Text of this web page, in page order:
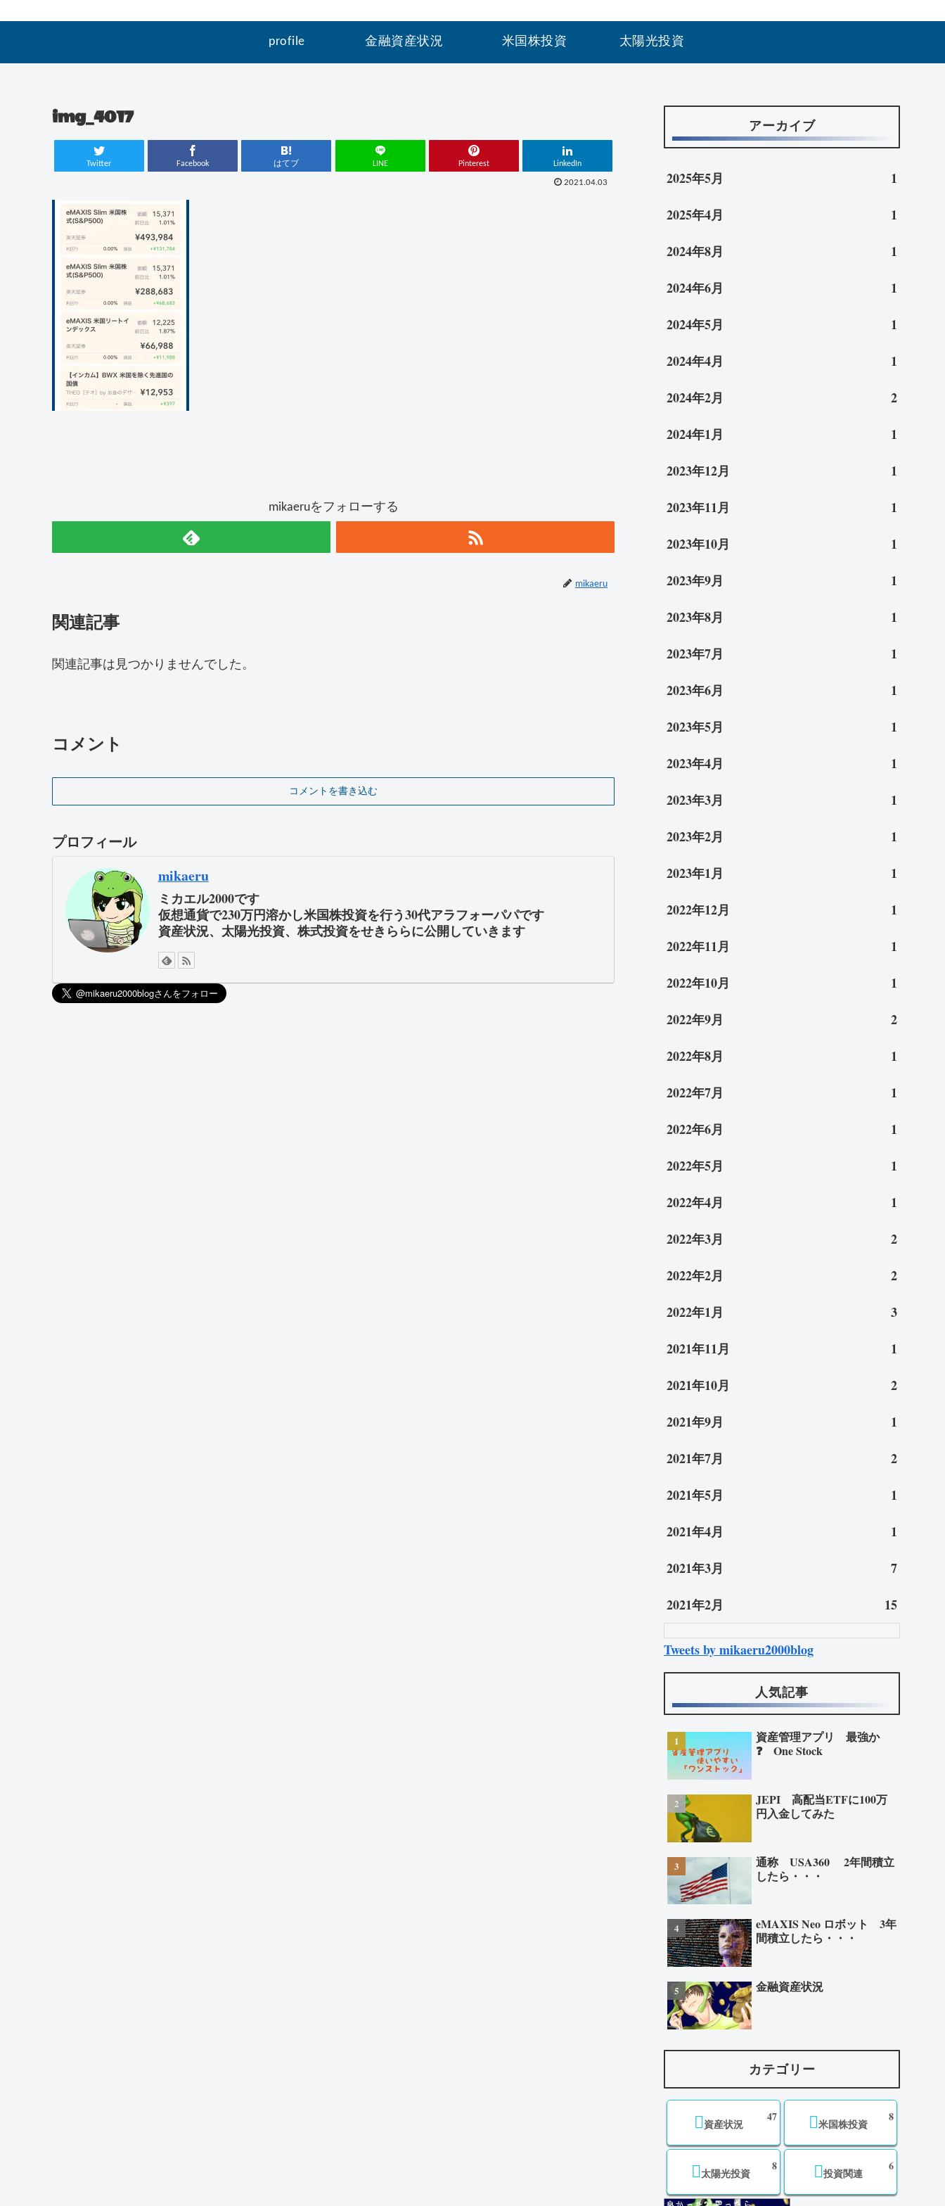
profile 金融資産状況 米国株投資 太陽光投資
img_4017
Twitter Facebook はてブ LINE Pinterest LinkedIn
2021.04.03
mikaeruをフォローする
mikaeru
関連記事
関連記事は見つかりませんでした。
コメント
コメントを書き込む
プロフィール
mikaeru
ミカエル2000です
仮想通貨で230万円溶かし米国株投資を行う30代アラフォーパパです
資産状況、太陽光投資、株式投資をせきららに公開していきます
アーカイブ
2025年5月
1
2025年4月
1
2024年8月
1
2024年6月
1
2024年5月
1
2024年4月
1
2024年2月
2
2024年1月
1
2023年12月
1
2023年11月
1
2023年10月
1
2023年9月
1
2023年8月
1
2023年7月
1
2023年6月
1
2023年5月
1
2023年4月
1
2023年3月
1
2023年2月
1
2023年1月
1
2022年12月
1
2022年11月
1
2022年10月
1
2022年9月
2
2022年8月
1
2022年7月
1
2022年6月
1
2022年5月
1
2022年4月
1
2022年3月
2
2022年2月
2
2022年1月
3
2021年11月
1
2021年10月
2
2021年9月
1
2021年7月
2
2021年5月
1
2021年4月
1
2021年3月
7
2021年2月
15
Tweets by mikaeru2000blog
人気記事
資産管理アプリ 最強か
❓ One Stock
JEPI 高配当ETFに100万
円入金してみた
通称 USA360 2年間積立
したら・・・
eMAXIS Neo ロボット 3年
間積立したら・・・
金融資産状況
カテゴリー
資産状況
47
米国株投資
8
太陽光投資
8
投資関連
6